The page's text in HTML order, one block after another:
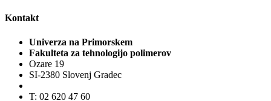
Kontakt
Univerza na Primorskem
Fakulteta za tehnologijo polimerov
Ozare 19
SI-2380 Slovenj Gradec
T: 02 620 47 60